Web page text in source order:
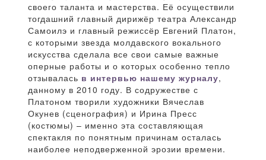
своего таланта и мастерства. Её осуществили
тогдашний главный дирижёр театра Александр
Самоилэ и главный режиссёр Евгений Платон,
с которыми звезда молдавского вокального
искусства сделала все свои самые важные
оперные работы и о которых особенно тепло
отзывалась в интервью нашему журналу,
данному в 2010 году. В содружестве с
Платоном творили художники Вячеслав
Окунев (сценография) и Ирина Пресс
(костюмы) – именно эта составляющая
спектакля по понятным причинам осталась
наиболее неподверженной эрозии времени.